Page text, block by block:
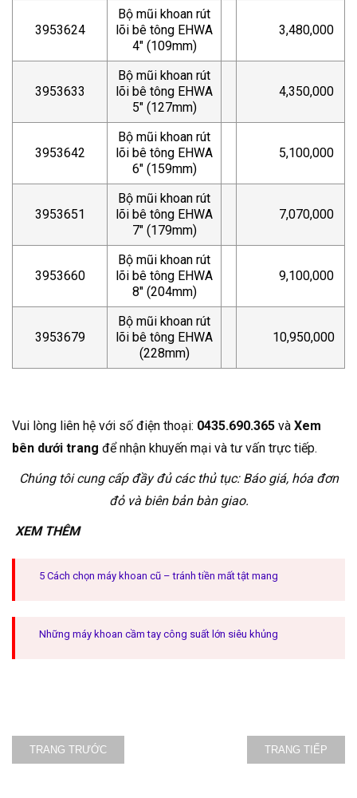
3953624
Bộ mũi khoan rút
lõi bê tông EHWA
4″ (109mm)
3,480,000
3953633
Bộ mũi khoan rút
lõi bê tông EHWA
5″ (127mm)
4,350,000
3953642
Bộ mũi khoan rút
lõi bê tông EHWA
6″ (159mm)
5,100,000
3953651
Bộ mũi khoan rút
lõi bê tông EHWA
7″ (179mm)
7,070,000
3953660
Bộ mũi khoan rút
lõi bê tông EHWA
8″ (204mm)
9,100,000
3953679
Bộ mũi khoan rút
lõi bê tông EHWA
(228mm)
10,950,000
Vui lòng liên hệ với số điện thoại: 0435.690.365 và Xem
bên dưới trang để nhận khuyến mại và tư vấn trực tiếp.
Chúng tôi cung cấp đầy đủ các thủ tục: Báo giá, hóa đơn
đỏ và biên bản bàn giao.
XEM THÊM
5 Cách chọn máy khoan cũ – tránh tiền mất tật mang
Những máy khoan cầm tay công suất lớn siêu khủng
TRANG TRƯỚC TRANG TIẾP